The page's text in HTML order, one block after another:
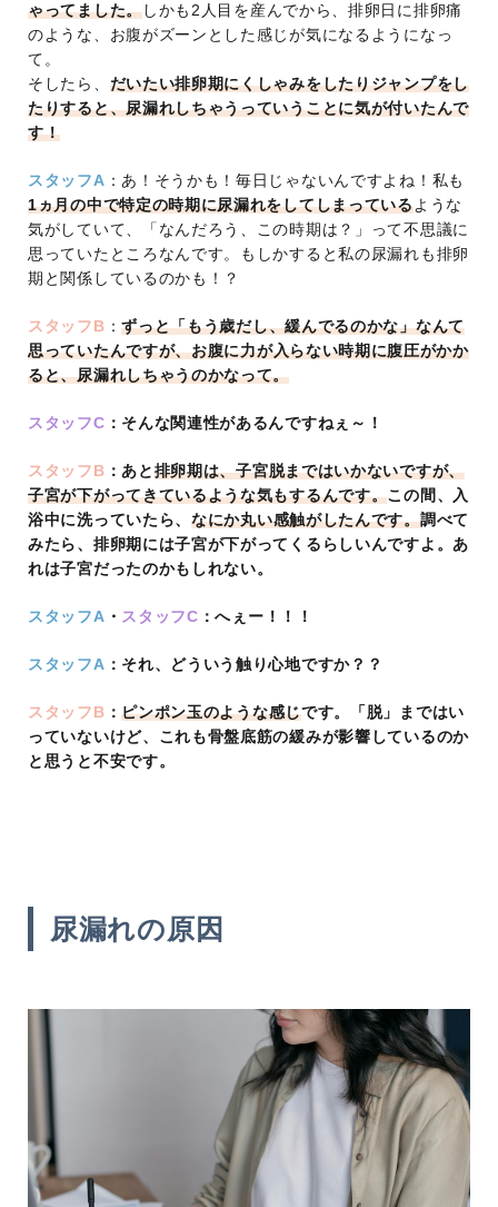
ゃってました。しかも2人目を産んでから、排卵日に排卵痛
のような、お腹がズーンとした感じが気になるようになっ
て。
そしたら、 だいたい排卵期にくしゃみをしたりジャンプをし
たりすると、尿漏れしちゃうっていうことに気が付いたんで
す！
スタッフA ：あ！そうかも！毎日じゃないんですよね！私も
1ヵ月の中で特定の時期に尿漏れをしてしまっているような
気がしていて、「なんだろう、この時期は？」って不思議に
思っていたところなんです。もしかすると私の尿漏れも排卵
期と関係しているのかも！？
スタッフB ：ずっと「もう歳だし、緩んでるのかな」なんて
思っていたんですが、お腹に力が入らない時期に腹圧がかか
ると、尿漏れしちゃうのかなって。
スタッフC ：そんな関連性があるんですねぇ～！
スタッフB ：あと排卵期は、子宮脱まではいかないですが、
子宮が下がってきているような気もするんです。この間、入
浴中に洗っていたら、 なにか丸い感触がしたんです。調べて
みたら、排卵期には子宮が下がってくるらしいんですよ。あ
れは子宮だったのかもしれない。
スタッフA ・ スタッフC ：へぇー！！！
スタッフA ：それ、どういう触り心地ですか？？
スタッフB ：ピンポン玉のような感じです。「脱」まではい
っていないけど、これも骨盤底筋の緩みが影響しているのか
と思うと不安です。
尿漏れの原因